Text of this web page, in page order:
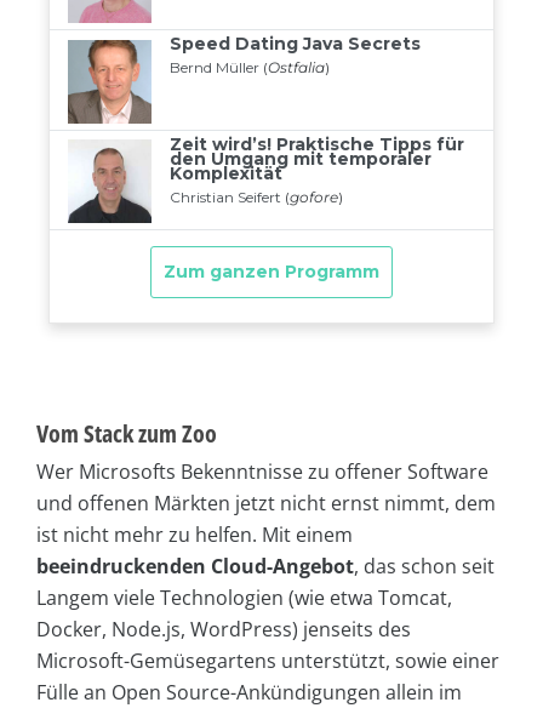
Vom Stack zum Zoo
Wer Microsofts Bekenntnisse zu offener Software
und offenen Märkten jetzt nicht ernst nimmt, dem
ist nicht mehr zu helfen. Mit einem
beeindruckenden Cloud-Angebot, das schon seit
Langem viele Technologien (wie etwa Tomcat,
Docker, Node.js, WordPress) jenseits des
Microsoft-Gemüsegartens unterstützt, sowie einer
Fülle an Open Source-Ankündigungen allein im